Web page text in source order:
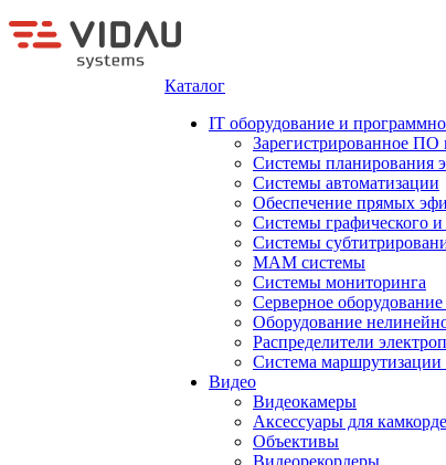
Каталог
IT оборудование и
Зарегистрированное ПО
Системы планирования
Системы автоматизации
Обеспечение прямых
Системы графического
Системы
MAM системы
Системы мониторинга
Серверное
Оборудование
Распределители
Система маршрутизации
Видео
Видеокамеры
Аксессуары для
Объективы
Видеорекордеры